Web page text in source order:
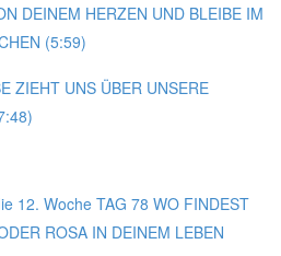
DEINEM HERZEN UND BLEIBE IM
(5:59)
ZIEHT UNS ÜBER UNSERE
12. Woche TAG 78 WO FINDEST
ROSA IN DEINEM LEBEN